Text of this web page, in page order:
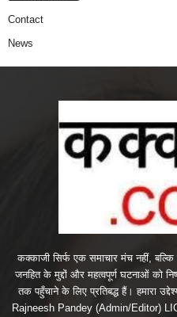
Contact
News
कक्काजी सिर्फ एक समाचार मंच नहीं,
जनहित के मुद्दों और महत्वपूर्ण घटनाओं को
तक पहुँचाने के लिए प्रतिबद्ध हैं। हमारा
Rajneesh Pandey (Admin/Editor)